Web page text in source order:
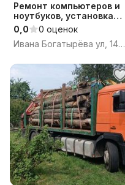
Ремонт компьютеров и
ноутбуков, установка
Windows
0,0
0 оценок
Ивана Богатырёва ул, 145, Рогачёв, Рогачёвский район, Гомельская область